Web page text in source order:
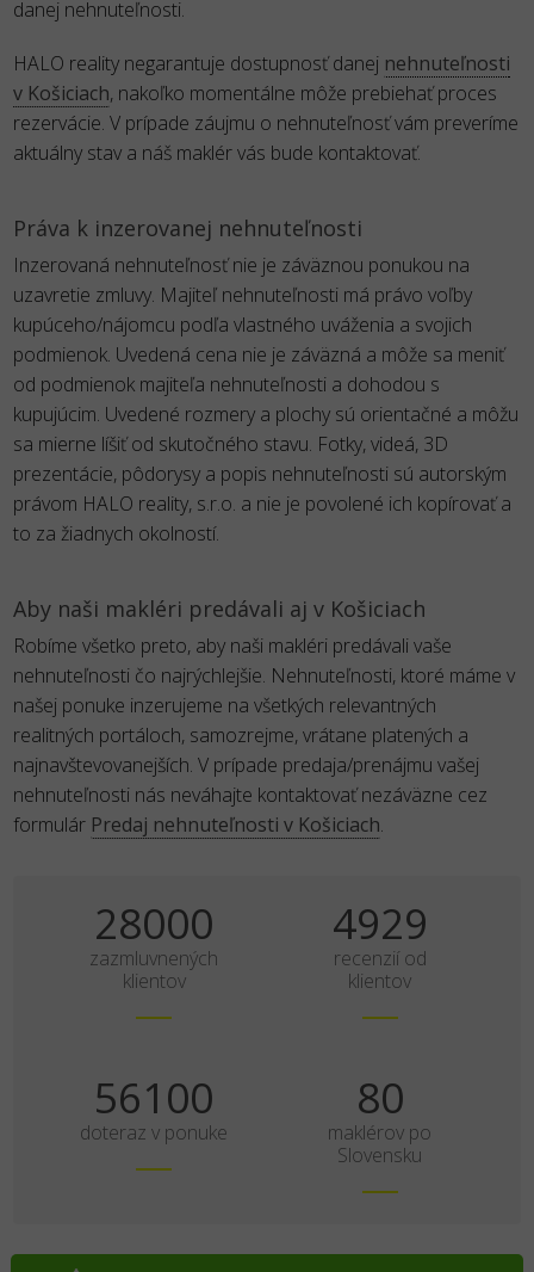
danej nehnuteľnosti.
HALO reality negarantuje dostupnosť danej nehnuteľnosti
v Košiciach, nakoľko momentálne môže prebiehať proces
rezervácie. V prípade záujmu o nehnuteľnosť vám preveríme
aktuálny stav a náš maklér vás bude kontaktovať.
Práva k inzerovanej nehnuteľnosti
Inzerovaná nehnuteľnosť nie je záväznou ponukou na
uzavretie zmluvy. Majiteľ nehnuteľnosti má právo voľby
kupúceho/nájomcu podľa vlastného uváženia a svojich
podmienok. Uvedená cena nie je záväzná a môže sa meniť
od podmienok majiteľa nehnuteľnosti a dohodou s
kupujúcim. Uvedené rozmery a plochy sú orientačné a môžu
sa mierne líšiť od skutočného stavu. Fotky, videá, 3D
prezentácie, pôdorysy a popis nehnuteľnosti sú autorským
právom HALO reality, s.r.o. a nie je povolené ich kopírovať a
to za žiadnych okolností.
Aby naši makléri predávali aj v Košiciach
Robíme všetko preto, aby naši makléri predávali vaše
nehnuteľnosti čo najrýchlejšie. Nehnuteľnosti, ktoré máme v
našej ponuke inzerujeme na všetkých relevantných
realitných portáloch, samozrejme, vrátane platených a
najnavštevovanejších. V prípade predaja/prenájmu vašej
nehnuteľnosti nás neváhajte kontaktovať nezáväzne cez
formulár Predaj nehnuteľnosti v Košiciach.
35000
zazmluvnených
klientov
6161
recenzií od
klientov
70125
doteraz v ponuke
100
maklérov po
Slovensku